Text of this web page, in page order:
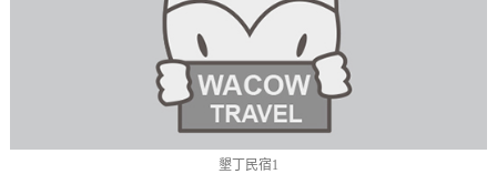
墾丁民宿1